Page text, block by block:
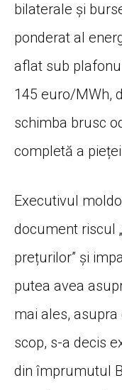
bilaterale și
ponderat al
aflat sub
145 euro/MWh,
schimba brusc
completă a
Executivul
document riscul
prețurilor” și
putea avea
mai ales,
scop, s-a decis
din împrumutul